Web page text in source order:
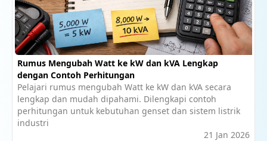
Rumus Mengubah Watt ke kW dan kVA Lengkap
dengan Contoh Perhitungan
Pelajari rumus mengubah Watt ke kW dan kVA secara
lengkap dan mudah dipahami. Dilengkapi contoh
perhitungan untuk kebutuhan genset dan sistem listrik
industri
21 Jan 2026